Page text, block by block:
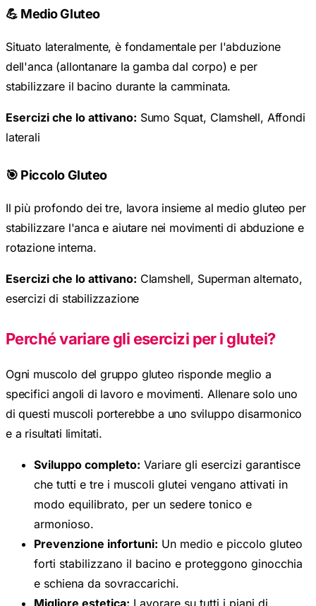
💪 Medio Gluteo
Situato lateralmente, è fondamentale per l'abduzione
dell'anca (allontanare la gamba dal corpo) e per
stabilizzare il bacino durante la camminata.
Esercizi che lo attivano: Sumo Squat, Clamshell, Affondi
laterali
🎯 Piccolo Gluteo
Il più profondo dei tre, lavora insieme al medio gluteo per
stabilizzare l'anca e aiutare nei movimenti di abduzione e
rotazione interna.
Esercizi che lo attivano: Clamshell, Superman alternato,
esercizi di stabilizzazione
Perché variare gli esercizi per i glutei?
Ogni muscolo del gruppo gluteo risponde meglio a
specifici angoli di lavoro e movimenti. Allenare solo uno
di questi muscoli porterebbe a uno sviluppo disarmonico
e a risultati limitati.
Sviluppo completo: Variare gli esercizi garantisce
che tutti e tre i muscoli glutei vengano attivati in
modo equilibrato, per un sedere tonico e
armonioso.
Prevenzione infortuni: Un medio e piccolo gluteo
forti stabilizzano il bacino e proteggono ginocchia
e schiena da sovraccarichi.
Migliore estetica: Lavorare su tutti i piani di